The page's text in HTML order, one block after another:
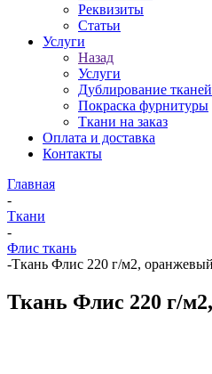
Реквизиты
Статьи
Услуги
Назад
Услуги
Дублирование тканей
Покраска фурнитуры
Ткани на заказ
Оплата и доставка
Контакты
Главная
-
Ткани
-
Флис ткань
-Ткань Флис 220 г/м2, оранжевый
Ткань Флис 220 г/